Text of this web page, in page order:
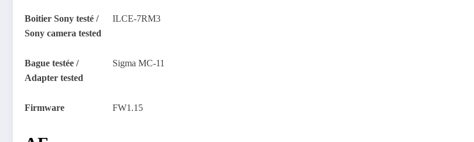
Boitier Sony testé /
Sony camera tested
ILCE-7RM3
Bague testée /
Adapter tested
Sigma MC-11
Firmware FW1.15